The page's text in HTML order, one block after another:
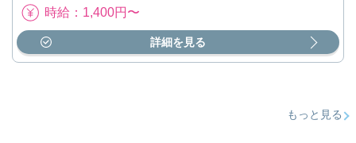
時給：1,400円〜
詳細を見る
もっと見る